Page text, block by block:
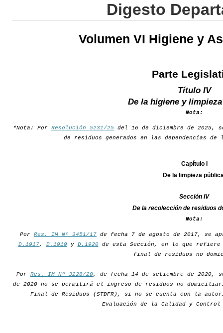
Digesto
Volumen VI Higiene y
Parte
Título IV
De la higiene y
Nota:
*Nota: Por Resolución 5231/25 del 16 de diciembre de 2025,
de residuos generados en las dependencias
Capítulo I
De la limpieza
Sección IV
De la recolección de residuos
Nota:
Por Res. IM Nº 3451/17 de fecha 7 de agosto de 2017, se
D.1917, D.1919y D.1920de esta Sección, en lo que
final de residuos no
Por Res. IM Nº 3228/20, de fecha 14 de setiembre de 2020,
de 2020 no se permitirá el ingreso de residuos no
Final de Residuos (STDFR), si no se cuenta con la
Evaluación de la Calidad y Control